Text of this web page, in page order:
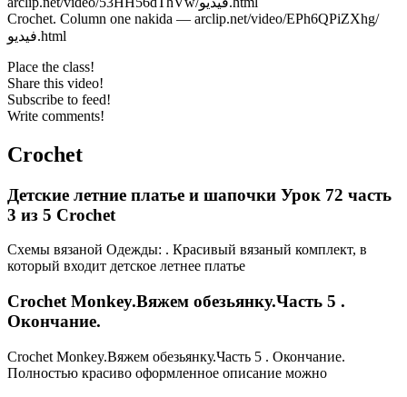
Crochet. Column one nakida — arclip.net/video/EPh6QPiZXhg/
فيديو.html
Place the class!
Share this video!
Subscribe to feed!
Write comments!
Crochet
Детские летние платье и шапочки Урок 72 часть
3 из 5 Crochet
Схемы вязаной Одежды: . Красивый вязаный комплект, в
который входит детское летнее платье
Crochet Monkey.Вяжем обезьянку.Часть 5 .
Окончание.
Crochet Monkey.Вяжем обезьянку.Часть 5 . Окончание.
Полностью красиво оформленное описание можно